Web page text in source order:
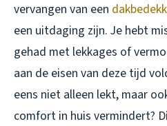
vervangen van een
een uitdaging zijn. Je hebt
gehad met lekkages of
aan de eisen van deze tijd
eens niet alleen lekt, maar
comfort in huis vermindert?